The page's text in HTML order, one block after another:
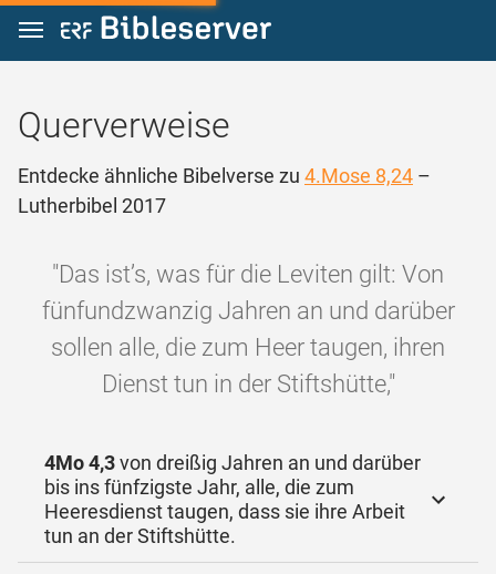
Zum Inhalt springen
Querverweise
Entdecke ähnliche Bibelverse zu 4.Mose 8,24 –
Lutherbibel 2017
"Das ist’s, was für die Leviten gilt: Von
fünfundzwanzig Jahren an und darüber
sollen alle, die zum Heer taugen, ihren
Dienst tun in der Stiftshütte,"
4Mo 4,3von dreißig Jahren an und darüber
bis ins fünfzigste Jahr, alle, die zum
Heeresdienst taugen, dass sie ihre Arbeit
tun an der Stiftshütte.